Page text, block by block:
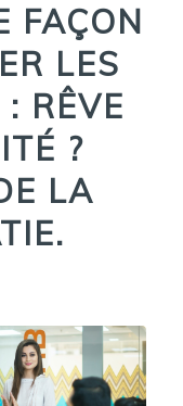
FAÇON
LES
: RÊVE
?
LA